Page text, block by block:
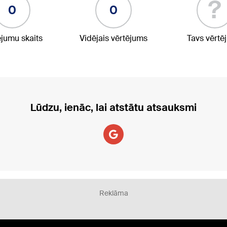
0
skaits
0
Vidējais vērtējums
?
Tavs
Lūdzu, ienāc, lai atstātu atsauksmi
Reklāma